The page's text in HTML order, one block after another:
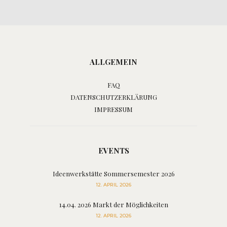
ALLGEMEIN
FAQ
DATENSCHUTZERKLÄRUNG
IMPRESSUM
EVENTS
Ideenwerkstätte Sommersemester 2026
12. APRIL 2026
14.04. 2026 Markt der Möglichkeiten
12. APRIL 2026